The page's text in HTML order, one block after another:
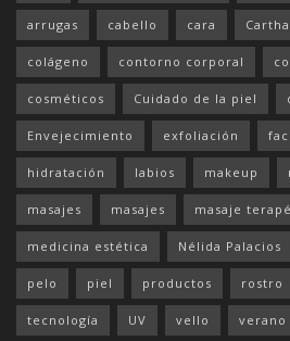
arrugas cabello cara
colágeno contorno corporal
cosméticos Cuidado de la piel
Envejecimiento exfoliación
hidratación labios makeup
masajes masajes masaje
medicina estética Nélida Palacios
pelo piel productos rostro
tecnología UV vello verano